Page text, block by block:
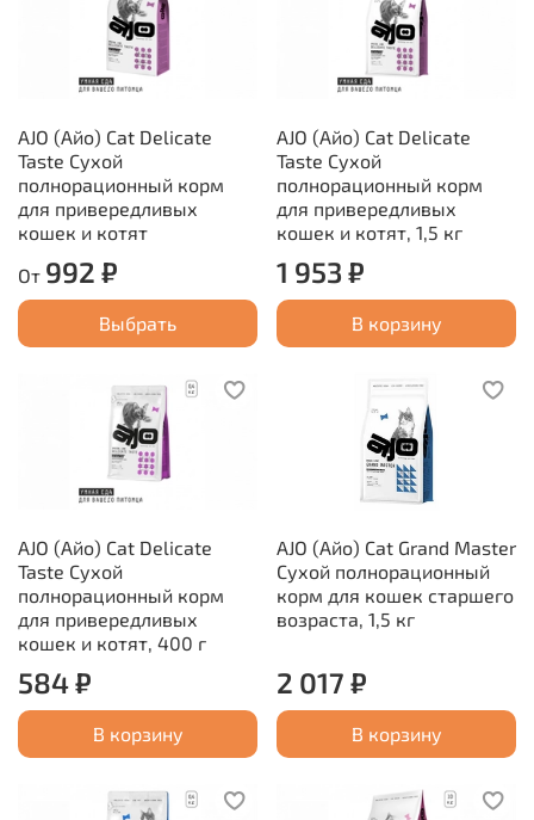
AJO (Айо) Cat Delicate
Taste Сухой
полнорационный корм
для привередливых
кошек и котят
От 992 ₽
Выбрать
AJO (Айо) Cat Delicate
Taste Сухой
полнорационный корм
для привередливых
кошек и котят, 1,5 кг
1 953 ₽
В корзину
AJO (Айо) Cat Delicate
Taste Сухой
полнорационный корм
для привередливых
кошек и котят, 400 г
584 ₽
В корзину
AJO (Айо) Cat Grand Master
Сухой полнорационный
корм для кошек старшего
возраста, 1,5 кг
2 017 ₽
В корзину